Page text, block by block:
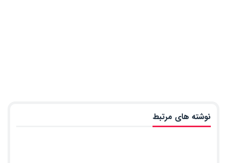
نوشته های مرتبط